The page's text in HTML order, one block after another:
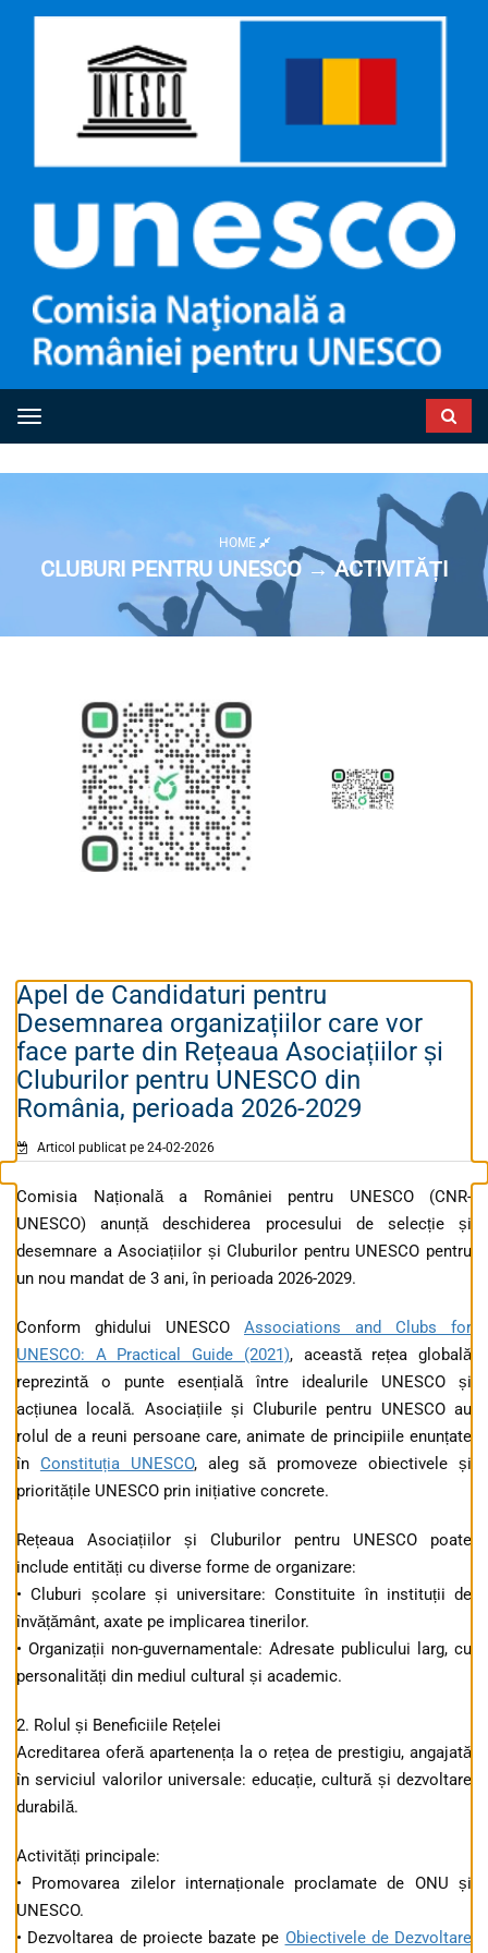
Toggle navigation
HOME
CLUBURI PENTRU UNESCO → ACTIVITĂȚI
Apel de Candidaturi pentru
Desemnarea organizațiilor care vor
face parte din Rețeaua Asociațiilor și
Cluburilor pentru UNESCO din
România, perioada 2026-2029
Articol publicat pe 24-02-2026
Comisia Națională a României pentru UNESCO (CNR-
UNESCO) anunță deschiderea procesului de selecție și
desemnare a Asociațiilor și Cluburilor pentru UNESCO pentru
un nou mandat de 3 ani, în perioada 2026-2029.
Conform ghidului UNESCO Associations and Clubs for
UNESCO: A Practical Guide (2021), această rețea globală
reprezintă o punte esențială între idealurile UNESCO și
acțiunea locală. Asociațiile și Cluburile pentru UNESCO au
rolul de a reuni persoane care, animate de principiile enunțate
în Constituția UNESCO, aleg să promoveze obiectivele și
prioritățile UNESCO prin inițiative concrete.
Rețeaua Asociațiilor și Cluburilor pentru UNESCO poate
include entități cu diverse forme de organizare:
• Cluburi școlare și universitare: Constituite în instituții de
învățământ, axate pe implicarea tinerilor.
• Organizații non-guvernamentale: Adresate publicului larg, cu
personalități din mediul cultural și academic.
2. Rolul și Beneficiile Rețelei
Acreditarea oferă apartenența la o rețea de prestigiu, angajată
în serviciul valorilor universale: educație, cultură și dezvoltare
durabilă.
Activități principale:
• Promovarea zilelor internaționale proclamate de ONU și
UNESCO.
• Dezvoltarea de proiecte bazate pe Obiectivele de Dezvoltare